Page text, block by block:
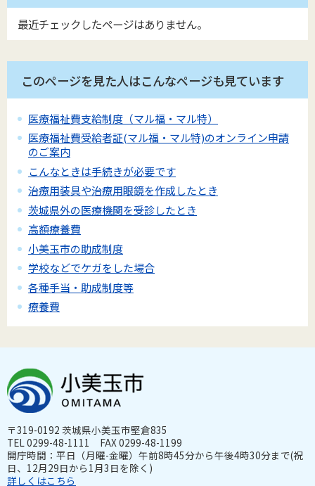
最近チェックしたページはありません。
このページを見た人はこんなページも見ています
医療福祉費支給制度（マル福・マル特）
医療福祉費受給者証(マル福・マル特)のオンライン申請
のご案内
こんなときは手続きが必要です
治療用装具や治療用眼鏡を作成したとき
茨城県外の医療機関を受診したとき
高額療養費
小美玉市の助成制度
学校などでケガをした場合
各種手当・助成制度等
療養費
〒319-0192 茨城県小美玉市堅倉835
TEL 0299-48-1111 FAX 0299-48-1199
開庁時間：平日（月曜-金曜）午前8時45分から午後4時30分まで(祝
日、12月29日から1月3日を除く)
詳しくはこちら